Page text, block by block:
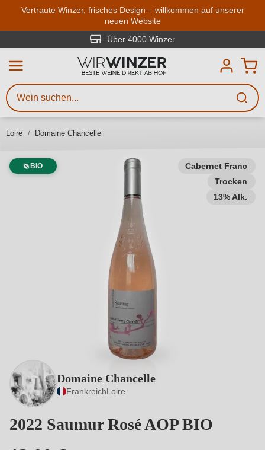
Zum Hauptinhalt springen
Vertraute Winzer, frisches Design – willkommen auf unserer
neuen Website
Über 4000 Winzer
Loire Domaine Chancelle
Cabernet Franc
Trocken
13% Alk.
BIO
Domaine Chancelle
FrankreichLoire
2022 Saumur Rosé AOP BIO
Weinsuche
Mindestens 3 Zeichen eingeben
Beschreiben Sie, welchen Wein
Sie suchen – ob nach Geschmack,